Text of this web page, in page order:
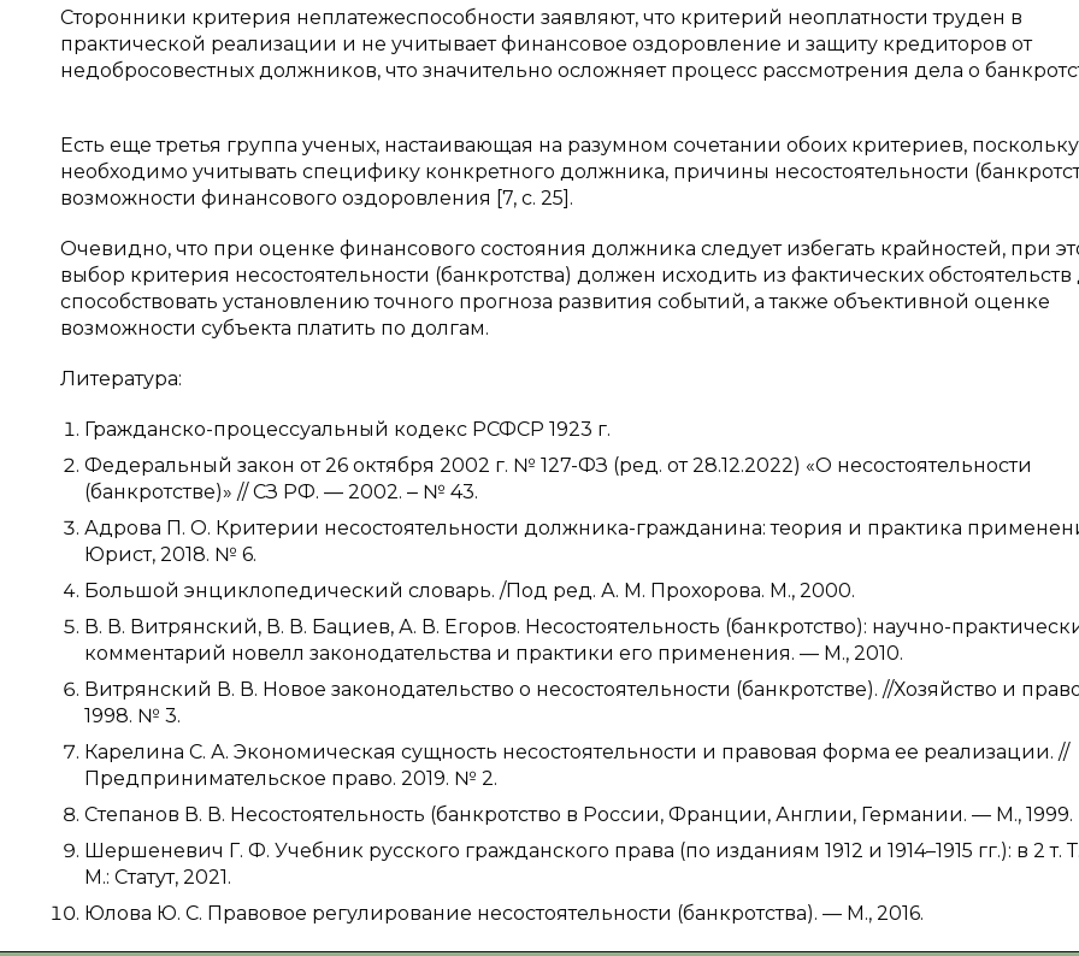
Сторонники критерия неплатежеспособности заявляют, что критерий неоплатности труден в
практической реализации и не учитывает финансовое оздоровление и защиту кредиторов от
недобросовестных должников, что значительно осложняет процесс рассмотрения дела о
Есть еще третья группа ученых, настаивающая на разумном сочетании обоих критериев, поскольку
необходимо учитывать специфику конкретного должника, причины несостоятельности
возможности финансового оздоровления [7, с. 25].
Очевидно, что при оценке финансового состояния должника следует избегать крайностей, при
выбор критерия несостоятельности (банкротства) должен исходить из фактических обстоятельств
способствовать установлению точного прогноза развития событий, а также объективной оценке
возможности субъекта платить по долгам.
Литература:
Гражданско-процессуальный кодекс РСФСР 1923 г.
Федеральный закон от 26 октября 2002 г. № 127-ФЗ (ред. от 28.12.2022) «О несостоятельности
(банкротстве)» // СЗ РФ. — 2002. ‒ № 43.
Адрова П. О. Критерии несостоятельности должника-гражданина: теория и практика
Юрист, 2018. № 6.
Большой энциклопедический словарь. /Под ред. А. М. Прохорова. М., 2000.
В. В. Витрянский, В. В. Бациев, А. В. Егоров. Несостоятельность (банкротство): научно-
комментарий новелл законодательства и практики его применения. — М., 2010.
Витрянский В. В. Новое законодательство о несостоятельности (банкротстве). //Хозяйство и
1998. № 3.
Карелина С. А. Экономическая сущность несостоятельности и правовая форма ее реализации. //
Предпринимательское право. 2019. № 2.
Степанов В. В. Несостоятельность (банкротство в России, Франции, Англии, Германии. — М., 1999.
Шершеневич Г. Ф. Учебник русского гражданского права (по изданиям 1912 и 1914–1915 гг.): в 2 т.
М.: Статут, 2021.
Юлова Ю. С. Правовое регулирование несостоятельности (банкротства). — М., 2016.